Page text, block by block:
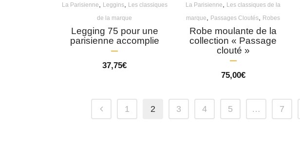
La Parisienne Leggins,
Les classiques
de la marque
Legging 75 pour une
parisienne accomplie
37,75€
La Parisienne
Les classiques de la
marque
Passages Cloutés Robes
Robe moulante de la
collection « Passage
clouté »
75,00€
1 2 3 4 5 … 7